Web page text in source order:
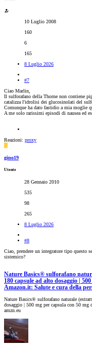
10 Luglio 2008
160
6
165
8 Luglio 2026
#7
Ciao Marlin,
Il sulforafano della Thorne non contiene
catalizza l'idrolisi dei glucosinolati del
Comunque ha dato fastidio a mia moglie
A me solo rarissimi episodi di nausea ed
Reazioni: proxy
G
gino19
Utente
28 Gennaio 2010
535
98
265
8 Luglio 2026
#8
Ciao, prendere un integratore tipo questo
sistemico?
Nature Basics® sulforafano
180 capsule ad alto dosaggio |
Amazon.it: Salute e cura della
Nature Basics® sulforafano naturale
dosaggio | 500 mg per capsula con 50 mg
amzn.eu